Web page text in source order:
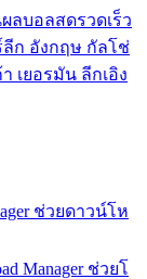
ลบอลสดรวดเร็ว
ก อังกฤษ กัลโช่
เยอรมัน ลีกเอิง
ช่วยดาวน์โห
Manager ช่วยโ